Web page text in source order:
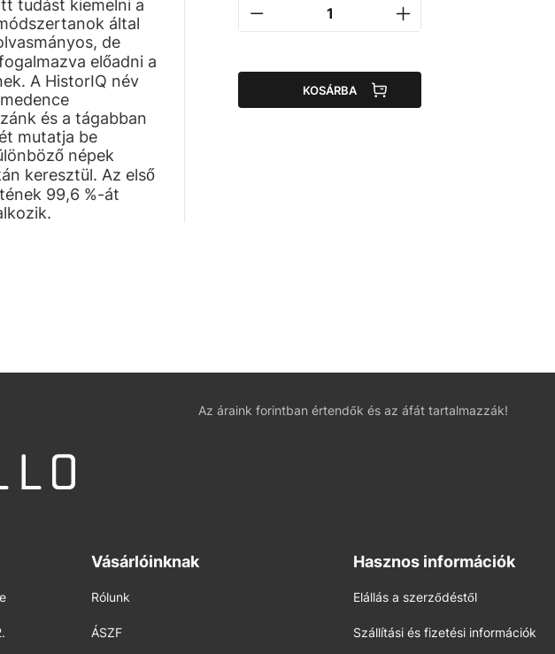
tudást kiemelni a
által
de
előadni a
A HistorIQ név
és a tágabban
mutatja be
népek
keresztül. Az első
99,6 %-át
KOSÁRBA
Az áraink forintban értendők és az áfát tartalmazzák!
Vásárlóinknak
Rólunk
ÁSZF
Hasznos információk
Elállás a szerződéstől
Szállítási és fizetési információk